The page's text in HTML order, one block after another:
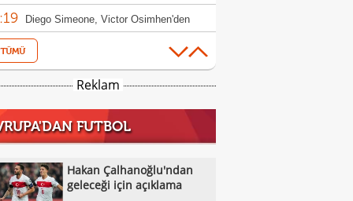
bekliyorum"
Diego Simeone, Victor Osimhen'den
Hakan Çalhanoğlu'ndan geleceği için
Galatasaray'dan Batrakov için yeni teklif!
Fenerbahçe, Real Madrid ile anlaştı! Sıra
galibiyet yorumu
Boluspor'dan sakatlık açıklaması:
Reklam
FUTBOL
Hakan Çalhanoğlu'ndan
geleceği için açıklama